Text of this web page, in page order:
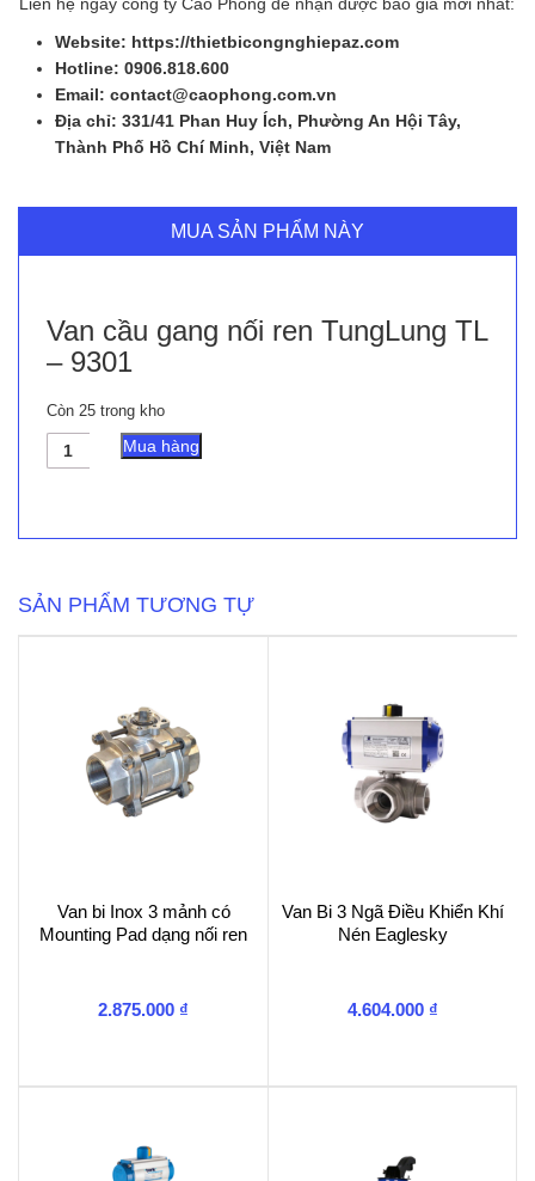
Website: https://thietbicongnghiepaz.com
Hotline: 0906.818.600
Email: contact@caophong.com.vn
Địa chỉ: 331/41 Phan Huy Ích, Phường An Hội Tây,
Thành Phố Hồ Chí Minh, Việt Nam
MUA SẢN PHẨM NÀY
Van cầu gang nối ren TungLung TL
– 9301
Còn 25 trong kho
Van
cầu
9301
số
Mua hàng
SẢN PHẨM TƯƠNG TỰ
Van bi Inox 3 mảnh có
Mounting Pad dạng nối ren
2.875.000 ₫
Van Bi 3 Ngã Điều Khiển Khí
Nén Eaglesky
4.604.000 ₫